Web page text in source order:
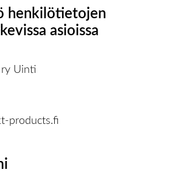
henkilötietojen
asioissa
ry Uinti
products.fi